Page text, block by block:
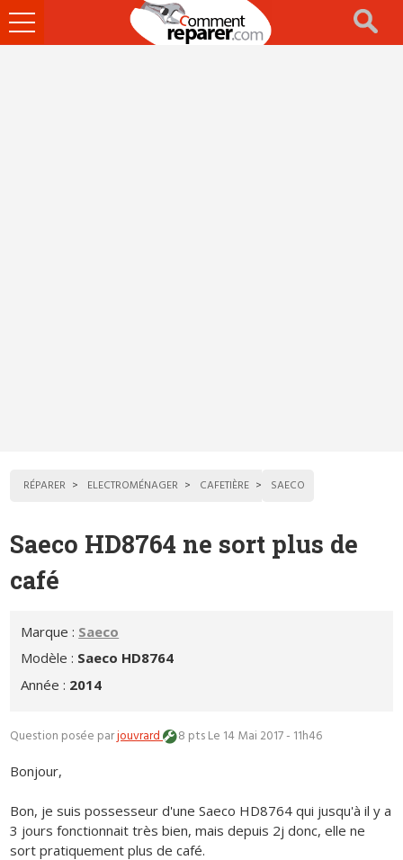
Ouvrir
le
RÉPARER ELECTROMÉNAGER CAFETIÈRE SAECO
Saeco HD8764 ne sort plus de
café
Marque : Saeco
Modèle : Saeco HD8764
Année : 2014
Question posée parjouvrard 8 ptsLe 14 Mai 2017 - 11h46
Bonjour,
Bon, je suis possesseur d'une Saeco HD8764 qui jusqu'à il y a
3 jours fonctionnait très bien, mais depuis 2j donc, elle ne
sort pratiquement plus de café.